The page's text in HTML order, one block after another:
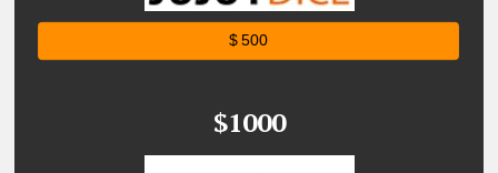
$ 500
$1000